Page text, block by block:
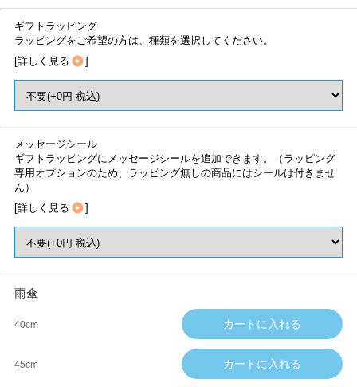
ギフトラッピング
ラッピングをご希望の方は、種類を選択してください。
[詳しく見る ]
メッセージシール
ギフトラッピングにメッセージシールを追加できます。（ラッピング
専用オプションのため、ラッピング無しの商品にはシールは付きませ
ん）
[詳しく見る ]
雨傘
40cm
45cm